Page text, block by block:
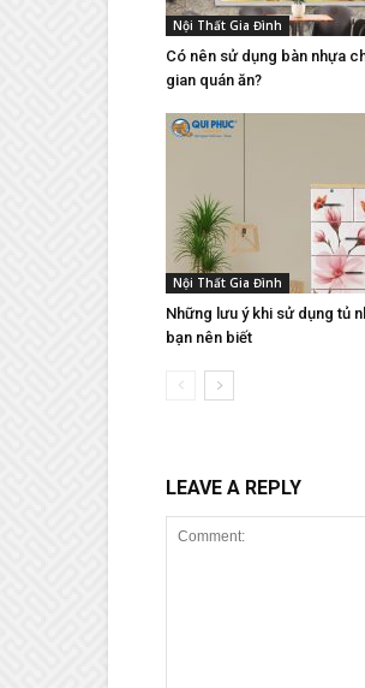
Nội Thất Gia Đình
Có nên sử dụng bàn nhựa
gian quán ăn?
Nội Thất Gia Đình
Những lưu ý khi sử dụng tủ
bạn nên biết
LEAVE A REPLY